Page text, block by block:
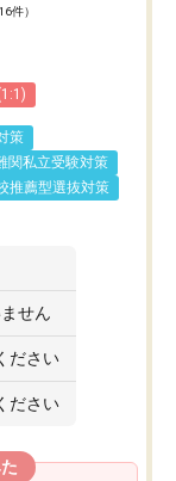
件）
策
関私立受験対策
推薦型選抜対策
せん
ださい
ださい